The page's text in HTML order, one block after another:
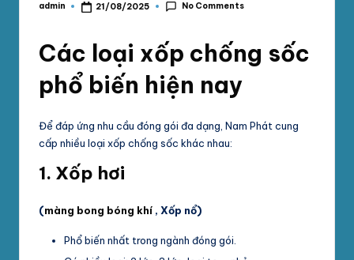
TpHCM,
Dương
Posted
admin 21/08/2025 No Comments
Các loại xốp chống sốc
phổ biến hiện nay
Để đáp ứng nhu cầu đóng gói đa dạng, Nam Phát cung
cấp nhiều loại xốp chống sốc khác nhau:
1. Xốp hơi
(màng bong bóng khí , Xốp nổ)
Phổ biến nhất trong ngành đóng gói.